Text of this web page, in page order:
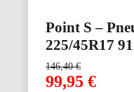
Point S –
225/45R17
146,40€
99,95 €